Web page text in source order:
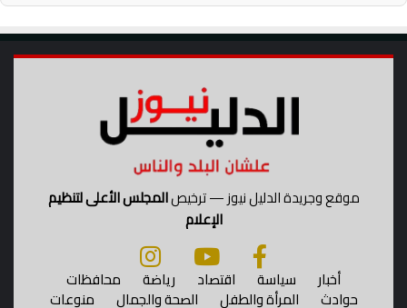
موقع وجريدة الدليل نيوز — ترخيصالمجلس الأعلى لتنظيم
الإعلام
أخبار سياسة اقتصاد رياضة محافظات
حوادث المرأة والطفل الصحة والجمال منوعات